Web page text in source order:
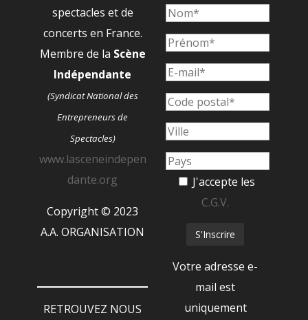
spectacles et de
concerts en France.
Membre de la Scène
Indépendante
(Syndicat National des
Entrepreneurs de
Spectacles)
www.lasceneindepen
dante.org
Copyright © 2023
A.A. ORGANISATION
RETROUVEZ NOUS
J'accepte les
C.G.V.
Votre adresse e-
mail est
uniquement